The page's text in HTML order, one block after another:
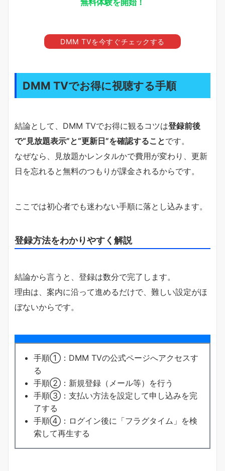
無料体験を開始！
DMM TVを今すぐチェックする
DMM TVでお得に視聴する手順
結論として、DMM TVでお得に観るコツは登録前後
で“見放題表示”と“更新日”を確認することです。
なぜなら、見放題かレンタルかで費用が変わり、更新
日を忘れると無料のつもりが課金されるからです。
ここでは初心者でも迷わない手順に落とし込みます。
登録方法をわかりやすく解説
結論から言うと、登録は数分で完了します。
理由は、案内に沿って進めるだけで、難しい設定がほ
ぼないからです。
手順①：DMM TVの公式ページへアクセスす
る
手順②：新規登録（メール等）を行う
手順③：支払い方法を設定して申し込みを完
了する
手順④：ログイン後に「フラグタイム」を検
索して再生する